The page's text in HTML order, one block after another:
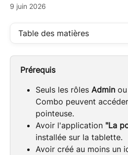
9 juin 2026
Table des matières
Prérequis
Seuls les rôles Admin ou
Combo peuvent
pointeuse.
Avoir l'application "La
installée sur la tablette.
Avoir créé au moins un